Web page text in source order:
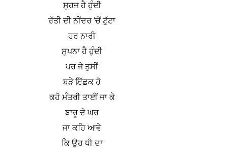
ਸੁਹਜ ਹੈ ਹੁੰਦੀ
ਰੱਤੀ ਦੀ ਨੀਂਦਰ ‘ਚੋਂ ਟੁੱਟਾ
ਹਰ ਨਾਰੀ
ਸੁਪਨਾ ਹੈ ਹੁੰਦੀ
ਪਰ ਜੇ ਤੁਸੀਂ
ਬੜੇ ਇੱਛਕ ਹੋ
ਕਹੋ ਮੰਤਰੀ ਤਾਈਂ ਜਾ ਕੇ
ਬਾਰੂ ਦੇ ਘਰ
ਜਾ ਕਹਿ ਆਵੇ
ਕਿ ਉਹ ਧੀ ਦਾ